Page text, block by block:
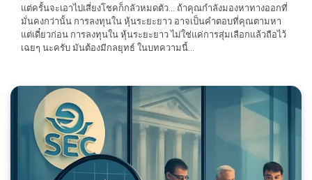
แต่ครั้นจะเอาไปเสี่ยงโชคก็กลัวหมดตัว… ถ้าคุณกำลังมองหาทางออกที่
มั่นคงกว่านั้น การลงทุนใน หุ้นระยะยาว อาจเป็นคำตอบที่คุณตามหา
แต่เดี๋ยวก่อน การลงทุนใน หุ้นระยะยาว ไม่ใช่แค่การสุ่มเลือกแล้วถือไว้
เฉยๆ นะครับ มันต้องมีกลยุทธ์ ในบทความนี้…